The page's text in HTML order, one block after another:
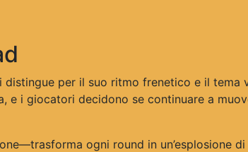
per il suo ritmo frenetico e il tema
e i giocatori decidono se continuare a
ogni round in un’esplosione